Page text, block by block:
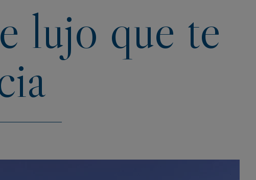
lujo que te